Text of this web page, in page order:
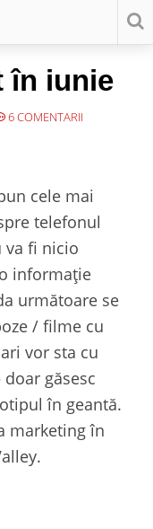
în iunie
6 COMENTARII
cele mai
telefonul
va fi nicio
informație
următoare se
/ filme cu
vor sta cu
găsesc
în geantă.
marketing în